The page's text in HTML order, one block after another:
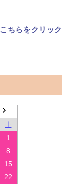
こちらをクリック
土
1
8
15
22